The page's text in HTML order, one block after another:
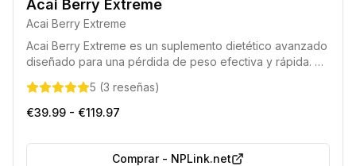
Acai Berry Extreme
Acai Berry Extreme
Acai Berry Extreme es un suplemento dietético avanzado
diseñado para una pérdida de peso efectiva y rápida. Su
extracto de baya de Acai, facilitando la eliminación de
grasa y apoyando el bienestar general. Este producto
metabolismo y controlar el apetito.
5 (3 reseñas)
€39.99 - €119.97
Comprar- NPLink.net